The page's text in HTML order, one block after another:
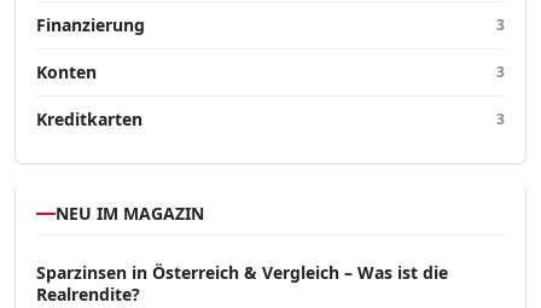
Finanzierung 3
Konten 3
Kreditkarten 3
NEU IM MAGAZIN
Sparzinsen in Österreich & Vergleich – Was ist die
Realrendite?